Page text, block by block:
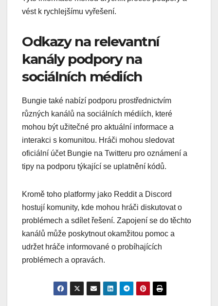
vést k rychlejšímu vyřešení.
Odkazy na relevantní
kanály podpory na
sociálních médiích
Bungie také nabízí podporu prostřednictvím
různých kanálů na sociálních médiích, které
mohou být užitečné pro aktuální informace a
interakci s komunitou. Hráči mohou sledovat
oficiální účet Bungie na Twitteru pro oznámení a
tipy na podporu týkající se uplatnění kódů.
Kromě toho platformy jako Reddit a Discord
hostují komunity, kde mohou hráči diskutovat o
problémech a sdílet řešení. Zapojení se do těchto
kanálů může poskytnout okamžitou pomoc a
udržet hráče informované o probíhajících
problémech a opravách.